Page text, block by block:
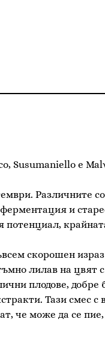
Susumaniello e
Различните
и
скорошен
лилав на цвят
плодове,
Тази смес
че може да се